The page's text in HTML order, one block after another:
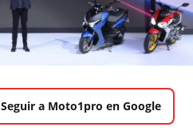
Seguir a Moto1pro en Google